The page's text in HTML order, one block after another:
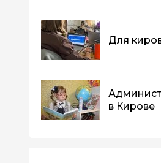
Для
в Кирове